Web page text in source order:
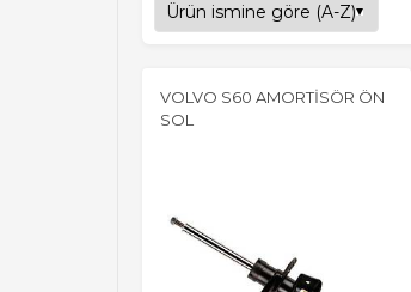
VOLVO S60 AMORTİSÖR ÖN
SOL